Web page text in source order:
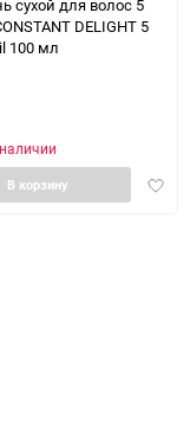
сухой для волос 5
DELIGHT 5
100 мл
В корзину